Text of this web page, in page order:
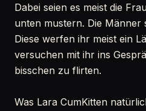
Dabei seien es meist die
unten mustern. Die Männer
Diese werfen ihr meist ein
versuchen mit ihr ins
bisschen zu flirten.
Was Lara CumKitten